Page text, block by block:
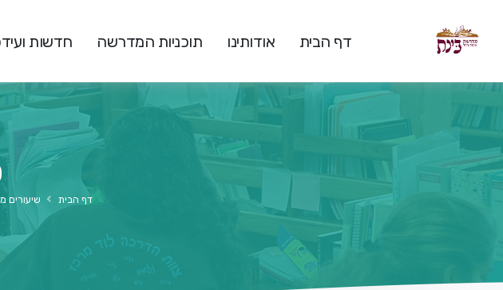
דף הבית אודותינו תוכניות המדרשה חדשות
דף הבית שיעורים